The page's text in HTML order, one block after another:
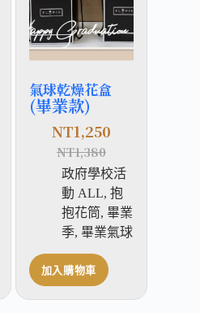
氣球乾燥花盒
(畢業款)
NT1,380
NT1,250
政府學校活
動 ALL, 抱
抱花筒, 畢業
季, 畢業氣球
加入購物車